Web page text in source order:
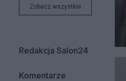
Zobacz wszystkie
Redakcja Salon24
Komentarze